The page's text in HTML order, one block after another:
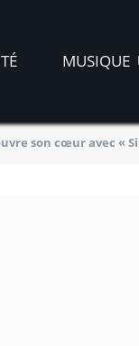
MUSIQUE
son cœur avec «